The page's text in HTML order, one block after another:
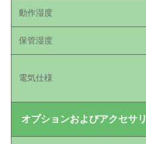
動作湿度
保管湿度
電気仕様
オプションおよびアクセサリ